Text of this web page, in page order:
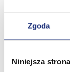
Zgoda
Niniejsza
Artur Pielak